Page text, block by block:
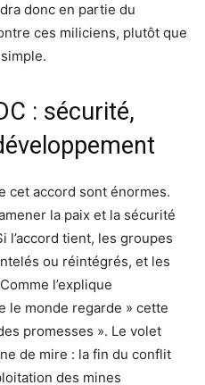
donc en partie du
ces miliciens, plutôt que
: sécurité,
cet accord sont énormes.
la paix et la sécurité
l’accord tient, les groupes
ou réintégrés, et les
l’explique
le monde regarde » cette
promesses ». Le volet
de mire : la fin du conflit
des mines